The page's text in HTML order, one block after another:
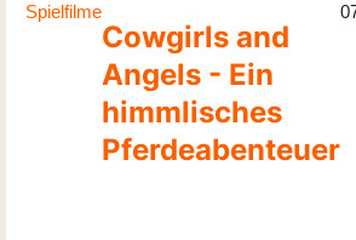
Spielfilme
Cowgirls and
Angels - Ein
himmlisches
Pferdeabenteuer